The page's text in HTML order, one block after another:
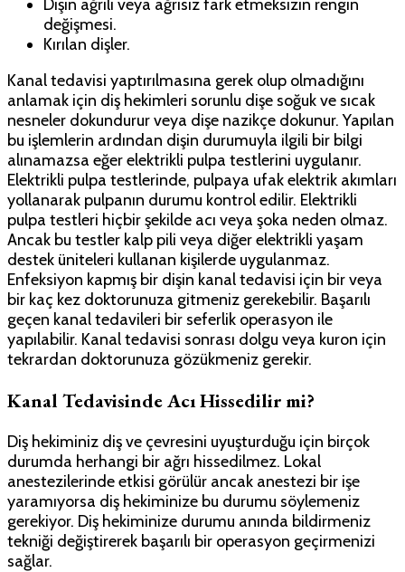
Dişin ağrılı veya ağrısız fark etmeksizin rengin
değişmesi.
Kırılan dişler.
Kanal tedavisi yaptırılmasına gerek olup olmadığını
anlamak için diş hekimleri sorunlu dişe soğuk ve sıcak
nesneler dokundurur veya dişe nazikçe dokunur. Yapılan
bu işlemlerin ardından dişin durumuyla ilgili bir bilgi
alınamazsa eğer elektrikli pulpa testlerini uygulanır.
Elektrikli pulpa testlerinde, pulpaya ufak elektrik akımları
yollanarak pulpanın durumu kontrol edilir. Elektrikli
pulpa testleri hiçbir şekilde acı veya şoka neden olmaz.
Ancak bu testler kalp pili veya diğer elektrikli yaşam
destek üniteleri kullanan kişilerde uygulanmaz.
Enfeksiyon kapmış bir dişin kanal tedavisi için bir veya
bir kaç kez doktorunuza gitmeniz gerekebilir. Başarılı
geçen kanal tedavileri bir seferlik operasyon ile
yapılabilir. Kanal tedavisi sonrası dolgu veya kuron için
tekrardan doktorunuza gözükmeniz gerekir.
Kanal Tedavisinde Acı Hissedilir mi?
Diş hekiminiz diş ve çevresini uyuşturduğu için birçok
durumda herhangi bir ağrı hissedilmez. Lokal
anestezilerinde etkisi görülür ancak anestezi bir işe
yaramıyorsa diş hekiminize bu durumu söylemeniz
gerekiyor. Diş hekiminize durumu anında bildirmeniz
tekniği değiştirerek başarılı bir operasyon geçirmenizi
sağlar.